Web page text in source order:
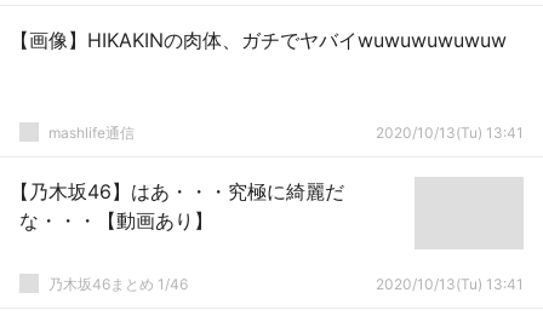
【画像】HIKAKINの肉体、ガチでヤバイwuwuwuwuwuw
mashlife通信 2020/10/13(Tu) 13:41
【乃木坂46】はあ・・・究極に綺麗だ
な・・・【動画あり】
乃木坂46まとめ 1/46 2020/10/13(Tu) 13:41